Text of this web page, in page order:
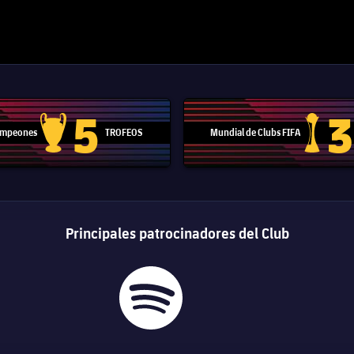
Trofeo de la Liga de Campeones
5 TROFEOS Mundial de Clubs FIFA
Trofeo del
3
Principales patrocinadores del Club